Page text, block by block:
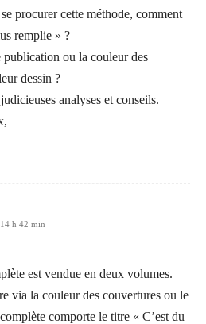
procurer cette méthode, comment
remplie » ?
publication ou la couleur des
dessin ?
analyses et conseils.
h 42 min
est vendue en deux volumes.
via la couleur des couvertures ou le
comporte le titre « C’est du